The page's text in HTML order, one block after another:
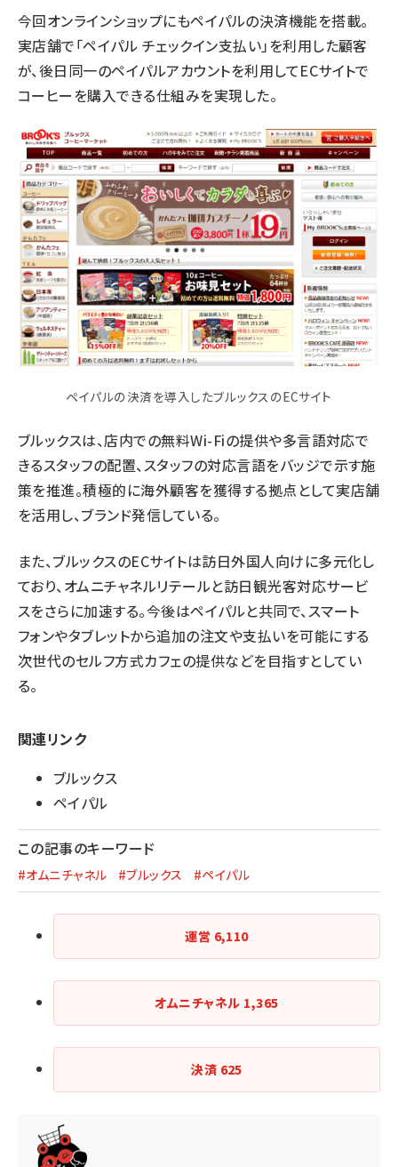
今回オンラインショップにもペイパルの決済機能を搭載。
実店舗で「ペイパル チェックイン支払い」を利用した顧客
が、後日同一のペイパルアカウントを利用してECサイトで
コーヒーを購入できる仕組みを実現した。
ペイパルの決済を導入したブルックスのECサイト
ブルックスは、店内での無料Wi-Fiの提供や多言語対応で
きるスタッフの配置、スタッフの対応言語をバッジで示す施
策を推進。積極的に海外顧客を獲得する拠点として実店舗
を活用し、ブランド発信している。
また、ブルックスのECサイトは訪日外国人向けに多元化し
ており、オムニチャネルリテールと訪日観光客対応サービ
スをさらに加速する。今後はペイパルと共同で、スマート
フォンやタブレットから追加の注文や支払いを可能にする
次世代のセルフ方式カフェの提供などを目指すとしてい
る。
関連リンク
ブルックス
ペイパル
この記事のキーワード
#オムニチャネル #ブルックス #ペイパル
運営 6,110
オムニチャネル 1,365
決済 625